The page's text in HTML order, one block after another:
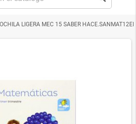
LIGERA MEC 15 SABER HACE.SANMAT12EP